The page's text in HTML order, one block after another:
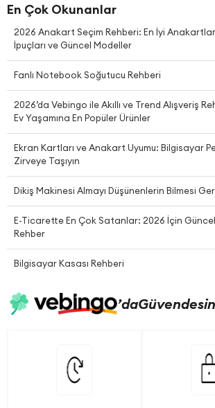
En Çok Okunanlar
2026 Anakart Seçim Rehberi: En İyi
İpuçları ve Güncel Modeller
Fanlı Notebook Soğutucu Rehberi
2026’da Vebingo ile Akıllı ve Trend Alışveriş
Ev Yaşamına En Popüler Ürünler
Ekran Kartları ve Anakart Uyumu: Bilgisayar
Zirveye Taşıyın
Dikiş Makinesi Almayı Düşünenlerin Bilmesi
E-Ticarette En Çok Satanlar: 2026 İçin Güncel
Rehber
Bilgisayar Kasası Rehberi
’daGüvendesin